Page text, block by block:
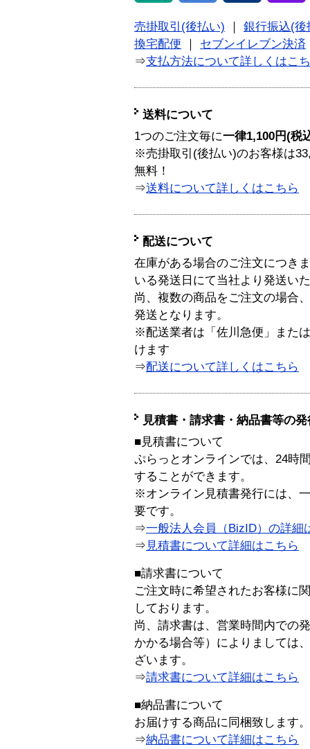
売掛取引(後払い)
銀行振込(後
換宅配便
セブンイレブン決済
⇒支払方法について詳しくはこ
送料について
1つのご注文毎に一律1,100円(税
※売掛取引(後払い)のお客様は
無料！
⇒送料について詳しくはこちら
配送について
在庫がある場合のご注文につき
いる発送日にて当社より発送い
尚、複数の商品をご注文の場合
発送となります。
※配送業者は「佐川急便」また
けます
⇒配送について詳しくはこちら
見積書・請求書・納品書等の
■見積書について
ぷらっとオンラインでは、24時
することができます。
※オンライン見積書発行には、
要です。
⇒一般法人会員（BizID）の詳細
⇒ 見積書について詳細はこちら
■請求書について
ご注文時に希望されたお客様に
しております。
尚、請求書は、営業時間内での
かかる場合等）によりましては
ざいます。
⇒請求書について詳細はこちら
■納品書について
お届けする商品に同梱致します。
⇒納品書について詳細はこちら